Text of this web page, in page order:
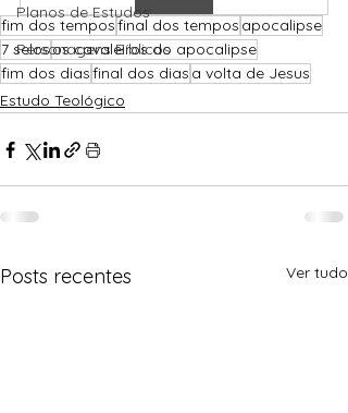
Planos de Estudos
Personagens Bíblicos
fim dos temposfinal dos tempos apocalipse
7 selosos cavaleiros do apocalipse
fim dos diasfinal dos dias a volta de Jesus
Estudo Teológico
Posts recentes Ver tudo